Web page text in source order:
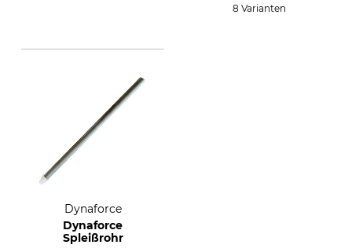
8 Varianten
Dynaforce
Dynaforce
Spleißrohr